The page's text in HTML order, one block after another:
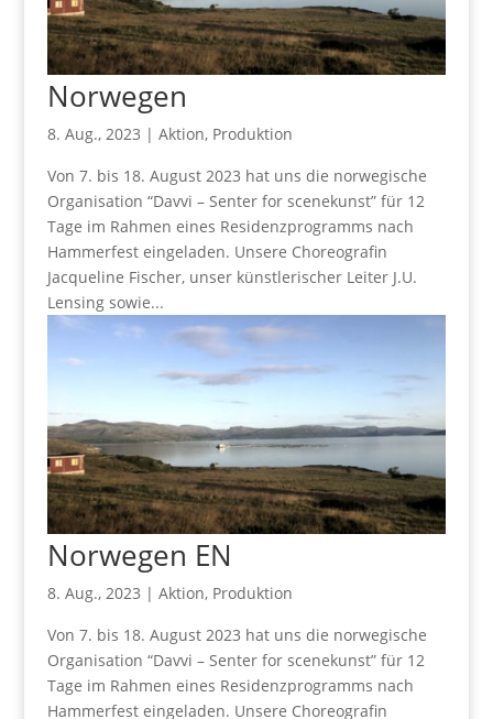
Norwegen
8. Aug., 2023 | Aktion, Produktion
Von 7. bis 18. August 2023 hat uns die norwegische
Organisation “Davvi – Senter for scenekunst” für 12
Tage im Rahmen eines Residenzprogramms nach
Hammerfest eingeladen. Unsere Choreografin
Jacqueline Fischer, unser künstlerischer Leiter J.U.
Lensing sowie...
Norwegen EN
8. Aug., 2023 | Aktion, Produktion
Von 7. bis 18. August 2023 hat uns die norwegische
Organisation “Davvi – Senter for scenekunst” für 12
Tage im Rahmen eines Residenzprogramms nach
Hammerfest eingeladen. Unsere Choreografin